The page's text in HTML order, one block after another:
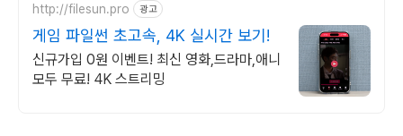
http://filesun.pro 광고
게임 파일썬 초고속, 4K 실시간 보기!
신규가입 0원 이벤트! 최신 영화,드라마,애니
모두 무료! 4K 스트리밍